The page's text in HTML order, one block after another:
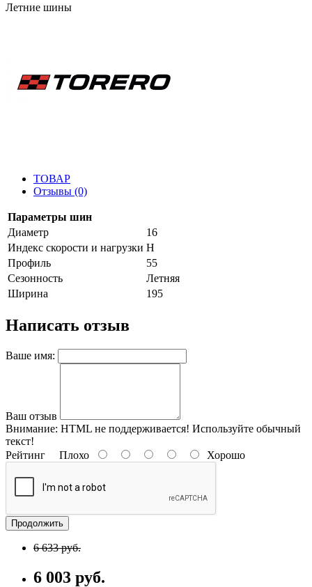
Летние шины
ТОВАР
Отзывы (0)
Параметры шин
Диаметр
16
Индекс скорости и нагрузки H
Профиль
55
Сезонность
Летняя
Ширина
195
Написать отзыв
Ваше имя:
Ваш отзыв
Внимание: HTML не поддерживается! Используйте обычный
текст!
Рейтинг Плохо Хорошо
Продолжить
6 633 руб.
6 003 руб.